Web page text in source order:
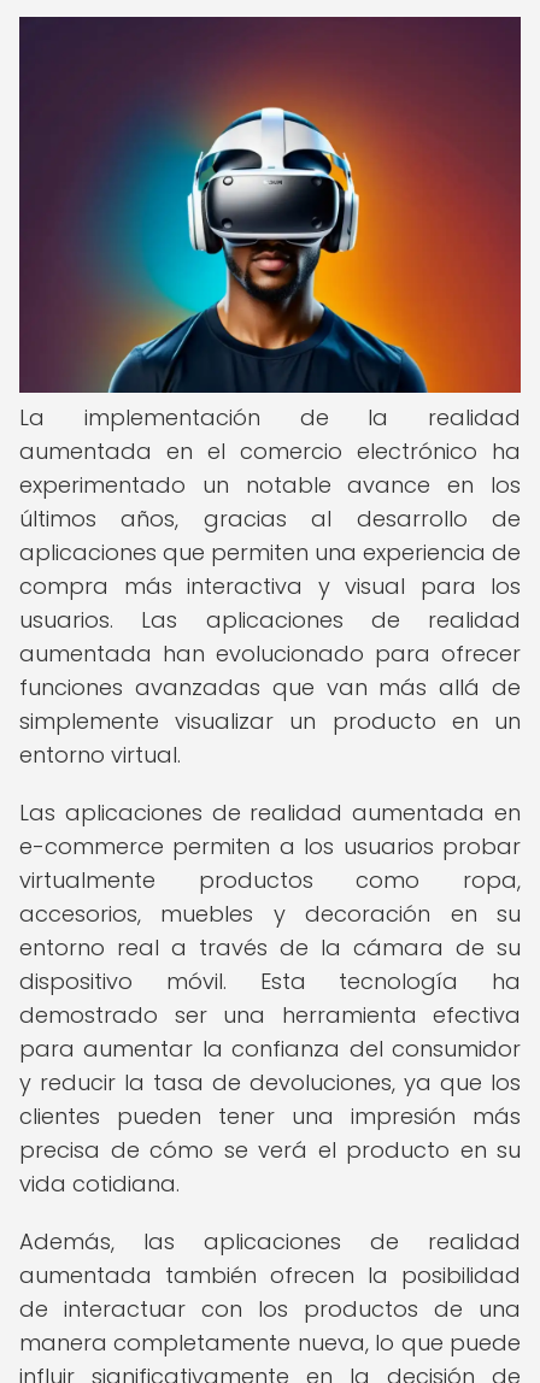
La implementación de la realidad
aumentada en el comercio electrónico ha
experimentado un notable avance en los
últimos años, gracias al desarrollo de
aplicaciones que permiten una experiencia de
compra más interactiva y visual para los
usuarios. Las aplicaciones de realidad
aumentada han evolucionado para ofrecer
funciones avanzadas que van más allá de
simplemente visualizar un producto en un
entorno virtual.
Las aplicaciones de realidad aumentada en
e-commerce permiten a los usuarios probar
virtualmente productos como ropa,
accesorios, muebles y decoración en su
entorno real a través de la cámara de su
dispositivo móvil. Esta tecnología ha
demostrado ser una herramienta efectiva
para aumentar la confianza del consumidor
y reducir la tasa de devoluciones, ya que los
clientes pueden tener una impresión más
precisa de cómo se verá el producto en su
vida cotidiana.
Además, las aplicaciones de realidad
aumentada también ofrecen la posibilidad
de interactuar con los productos de una
manera completamente nueva, lo que puede
influir significativamente en la decisión de